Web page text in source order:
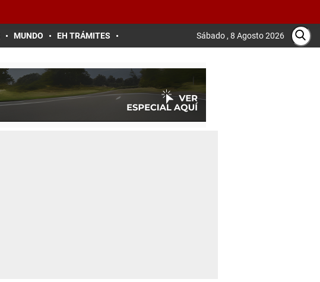
MUNDO EH TRÁMITES Sábado , 8 Agosto 2026